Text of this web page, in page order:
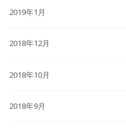
2019年1月
2018年12月
2018年10月
2018年9月